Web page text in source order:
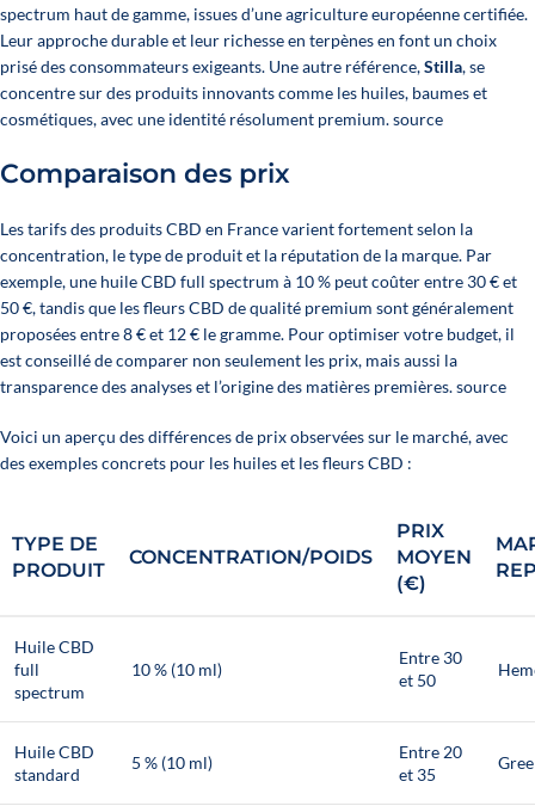
spectrum haut de gamme, issues d’une agriculture européenne certifiée.
Leur approche durable et leur richesse en terpènes en font un choix
prisé des consommateurs exigeants. Une autre référence,Stilla, se
concentre sur des produits innovants comme les huiles, baumes et
cosmétiques, avec une identité résolument premium. source
Comparaison des prix
Les tarifs des produits CBD en France varient fortement selon la
concentration, le type de produit et la réputation de la marque. Par
exemple, une huile CBD full spectrum à 10 % peut coûter entre 30 € et
50 €, tandis que les fleurs CBD de qualité premium sont généralement
proposées entre 8 € et 12 € le gramme. Pour optimiser votre budget, il
est conseillé de comparer non seulement les prix, mais aussi la
transparence des analyses et l’origine des matières premières. source
Voici un aperçu des différences de prix observées sur le marché, avec
des exemples concrets pour les huiles et les fleurs CBD :
TYPE DE
PRODUIT
CONCENTRATION/POIDS
PRIX
MOYEN
(€)
Huile CBD
full
spectrum
10 % (10 ml)
Entre 30
et 50
Huile CBD
standard
5 % (10 ml)
Entre 20
et 35